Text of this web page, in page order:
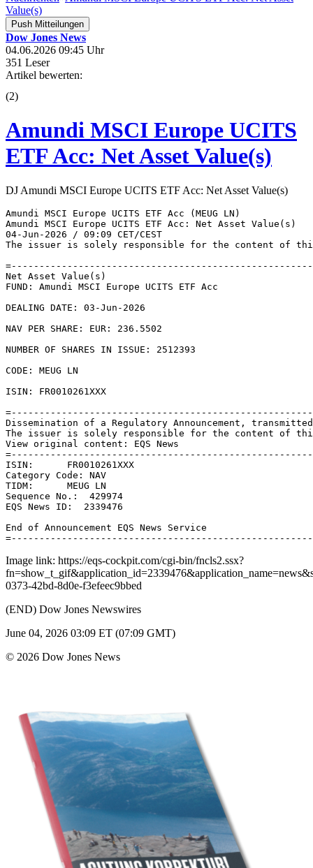
Value(s)
Push Mitteilungen
Dow Jones News
04.06.2026 09:45 Uhr
351 Leser
Artikel bewerten:
(2)
Amundi MSCI Europe UCITS
ETF Acc: Net Asset Value(s)
DJ Amundi MSCI Europe UCITS ETF Acc: Net Asset Value(s)
Amundi MSCI Europe UCITS ETF Acc (MEUG LN)
Amundi MSCI Europe UCITS ETF Acc: Net Asset Value(s)
04-Jun-2026 / 09:09 CET/CEST
The issuer is solely responsible for the content of
Net Asset Value(s)
FUND: Amundi MSCI Europe UCITS ETF Acc
DEALING DATE: 03-Jun-2026
NAV PER SHARE: EUR: 236.5502
NUMBER OF SHARES IN ISSUE: 2512393
CODE: MEUG LN
ISIN: FR0010261XXX
Dissemination of a Regulatory Announcement,
The issuer is solely responsible for the content of
View original content: EQS News
ISIN:      FR0010261XXX
Category Code: NAV
TIDM:      MEUG LN
Sequence No.:  429974
EQS News ID:  2339476
End of Announcement EQS News Service
Image link: https://eqs-cockpit.com/cgi-bin/fncls2.ssx?
0373-42bd-8d0e-f3efeec9bbed
(END) Dow Jones Newswires
June 04, 2026 03:09 ET (07:09 GMT)
© 2026 Dow Jones News